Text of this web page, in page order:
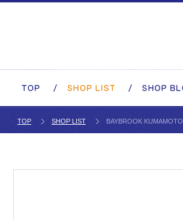
TOP SHOP LIST BAYBROOK KUMAMOTO